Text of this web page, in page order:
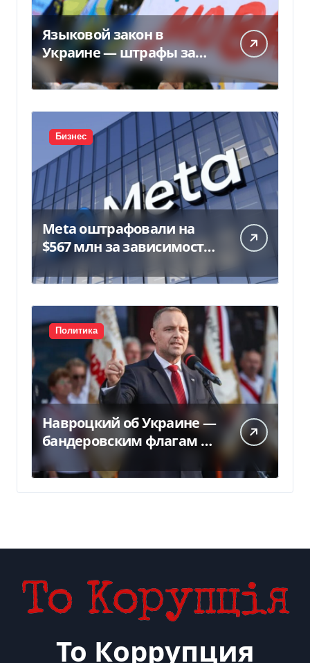
Языковой закон в
Украине — штрафы за
нарушение вырастут до
170 тысяч
Бизнес
Meta оштрафовали на
$567 млн за зависимость
у подростков
Политика
Навроцкий об Украине —
бандеровским флагам не
место в Польше
То Коррупция